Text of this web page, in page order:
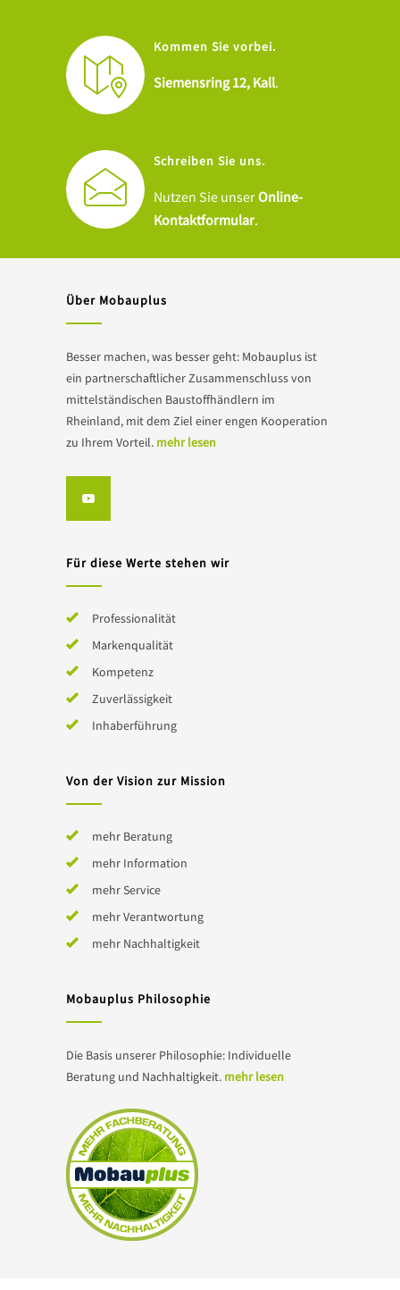
Kommen Sie vorbei.
Siemensring 12, Kall.
Schreiben Sie uns.
Nutzen Sie unserOnline-
Kontaktformular.
Über Mobauplus
Besser machen, was besser geht: Mobauplus ist
ein partnerschaftlicher Zusammenschluss von
mittelständischen Baustoffhändlern im
Rheinland, mit dem Ziel einer engen Kooperation
zu Ihrem Vorteil. mehr lesen
Für diese Werte stehen wir
Professionalität
Markenqualität
Kompetenz
Zuverlässigkeit
Inhaberführung
Von der Vision zur Mission
mehr Beratung
mehr Information
mehr Service
mehr Verantwortung
mehr Nachhaltigkeit
Mobauplus Philosophie
Die Basis unserer Philosophie: Individuelle
Beratung und Nachhaltigkeit. mehr lesen